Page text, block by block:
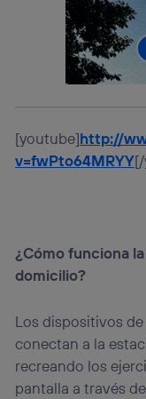
[youtube]http://
v=fwPto64MRYY
¿Cómo funciona
domicilio?
Los dispositivos
conectan a la
recreando los
pantalla a través
Este identificador
lo que cualquier
consienta el uso
identificador.
actividades de
que hayan
“Administrar Utiq”
visitando el
(“consenthub”)